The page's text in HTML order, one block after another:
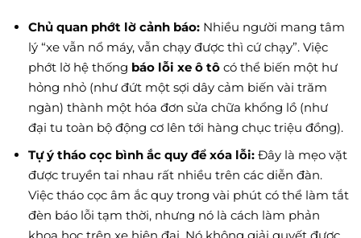
Chủ quan phớt lờ cảnh báo:Nhiều người mang tâm
lý “xe vẫn nổ máy, vẫn chạy được thì cứ chạy”. Việc
phớt lờ hệ thống báo lỗi xe ô tôcó thể biến một hư
hỏng nhỏ (như đứt một sợi dây cảm biến vài trăm
ngàn) thành một hóa đơn sửa chữa khổng lồ (như
đại tu toàn bộ động cơ lên tới hàng chục triệu đồng).
Tự ý tháo cọc bình ắc quy để xóa lỗi:Đây là mẹo vặt
được truyền tai nhau rất nhiều trên các diễn đàn.
Việc tháo cọc âm ắc quy trong vài phút có thể làm tắt
đèn báo lỗi tạm thời, nhưng nó là cách làm phản